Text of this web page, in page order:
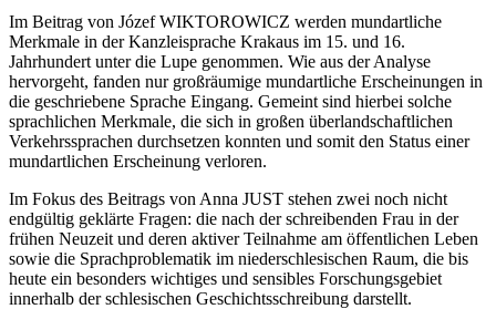
Im Beitrag von Józef WIKTOROWICZ werden mundartliche
Merkmale in der Kanzleisprache Krakaus im 15. und 16.
Jahrhundert unter die Lupe genommen. Wie aus der Analyse
hervorgeht, fanden nur großräumige mundartliche Erscheinungen in
die geschriebene Sprache Eingang. Gemeint sind hierbei solche
sprachlichen Merkmale, die sich in großen überlandschaftlichen
Verkehrssprachen durchsetzen konnten und somit den Status einer
mundartlichen Erscheinung verloren.
Im Fokus des Beitrags von Anna JUST stehen zwei noch nicht
endgültig geklärte Fragen: die nach der schreibenden Frau in der
frühen Neuzeit und deren aktiver Teilnahme am öffentlichen Leben
sowie die Sprachproblematik im niederschlesischen Raum, die bis
heute ein besonders wichtiges und sensibles Forschungsgebiet
innerhalb der schlesischen Geschichtsschreibung darstellt.